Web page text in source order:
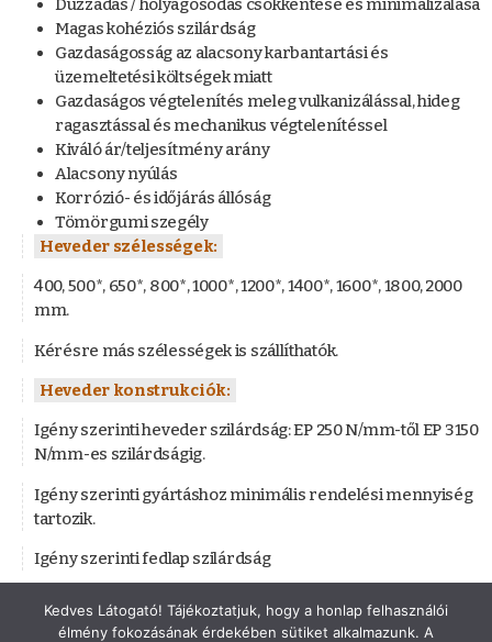
Duzzadás / hólyagosodás csökkentése és minimalizálása
Magas kohéziós szilárdság
Gazdaságosság az alacsony karbantartási és
üzemeltetési költségek miatt
Gazdaságos végtelenítés meleg vulkanizálással, hideg
ragasztással és mechanikus végtelenítéssel
Kiváló ár/teljesítmény arány
Alacsony nyúlás
Korrózió- és időjárás állóság
Tömörgumi szegély
Heveder szélességek:
400, 500*, 650*, 800*, 1000*, 1200*, 1400*, 1600*, 1800, 2000
mm.
Kérésre más szélességek is szállíthatók.
Heveder konstrukciók:
Igény szerinti heveder szilárdság: EP 250 N/mm-től EP 3150
N/mm-es szilárdságig.
Igény szerinti gyártáshoz minimális rendelési mennyiség
tartozik.
Igény szerinti fedlap szilárdság
Kedves Látogató! Tájékoztatjuk, hogy a honlap felhasználói
élmény fokozásának érdekében sütiket alkalmazunk. A